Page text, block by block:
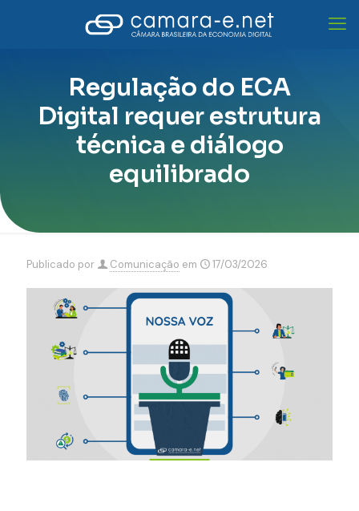
Regulação do ECA
Digital requer estrutura
técnica e diálogo
equilibrado
Publicado por Comunicação em 17/03/2026